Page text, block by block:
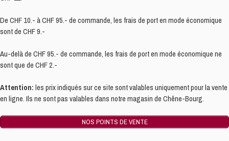
De CHF 10.- à CHF 95.- de commande, les frais de port en mode économique
sont de CHF 9.-
Au-delà de CHF 95.- de commande, les frais de port en mode économique ne
sont que de CHF 2.-
Attention: les prix indiqués sur ce site sont valables uniquement pour la vente
en ligne. Ils ne sont pas valables dans notre magasin de Chêne-Bourg.
NOS POINTS DE VENTE